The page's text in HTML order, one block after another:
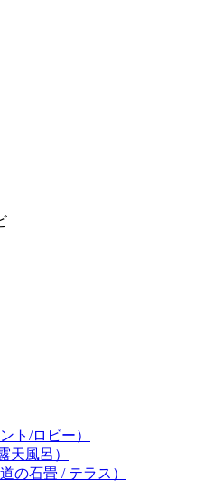
ト/ロビー）
天風呂）
の石畳 / テラス）